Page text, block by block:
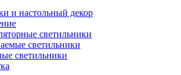
и настольный декор
светильники
светильники
светильники